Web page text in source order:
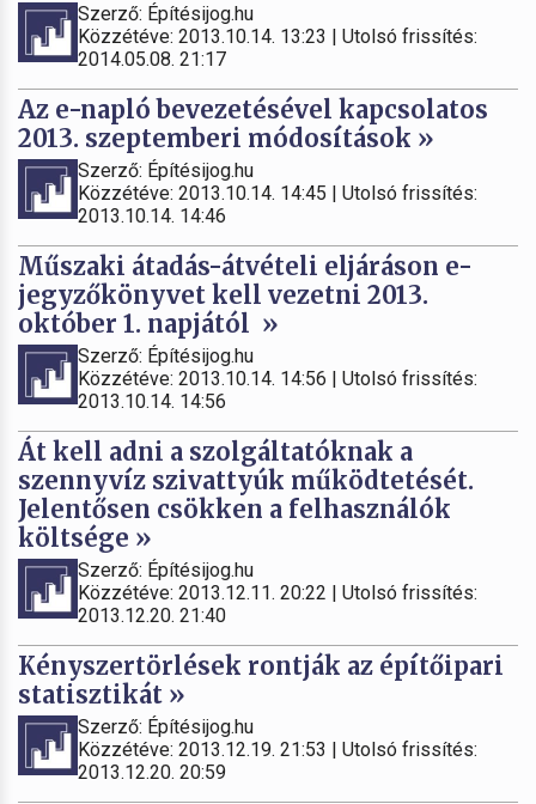
Szerző: Építésijog.hu
Közzétéve: 2013.10.14. 13:23 | Utolsó frissítés:
2014.05.08. 21:17
Az e-napló bevezetésével kapcsolatos
2013. szeptemberi módosítások »
Szerző: Építésijog.hu
Közzétéve: 2013.10.14. 14:45 | Utolsó frissítés:
2013.10.14. 14:46
Műszaki átadás-átvételi eljáráson e-
jegyzőkönyvet kell vezetni 2013.
október 1. napjától »
Szerző: Építésijog.hu
Közzétéve: 2013.10.14. 14:56 | Utolsó frissítés:
2013.10.14. 14:56
Át kell adni a szolgáltatóknak a
szennyvíz szivattyúk működtetését.
Jelentősen csökken a felhasználók
költsége »
Szerző: Építésijog.hu
Közzétéve: 2013.12.11. 20:22 | Utolsó frissítés:
2013.12.20. 21:40
Kényszertörlések rontják az építőipari
statisztikát »
Szerző: Építésijog.hu
Közzétéve: 2013.12.19. 21:53 | Utolsó frissítés:
2013.12.20. 20:59